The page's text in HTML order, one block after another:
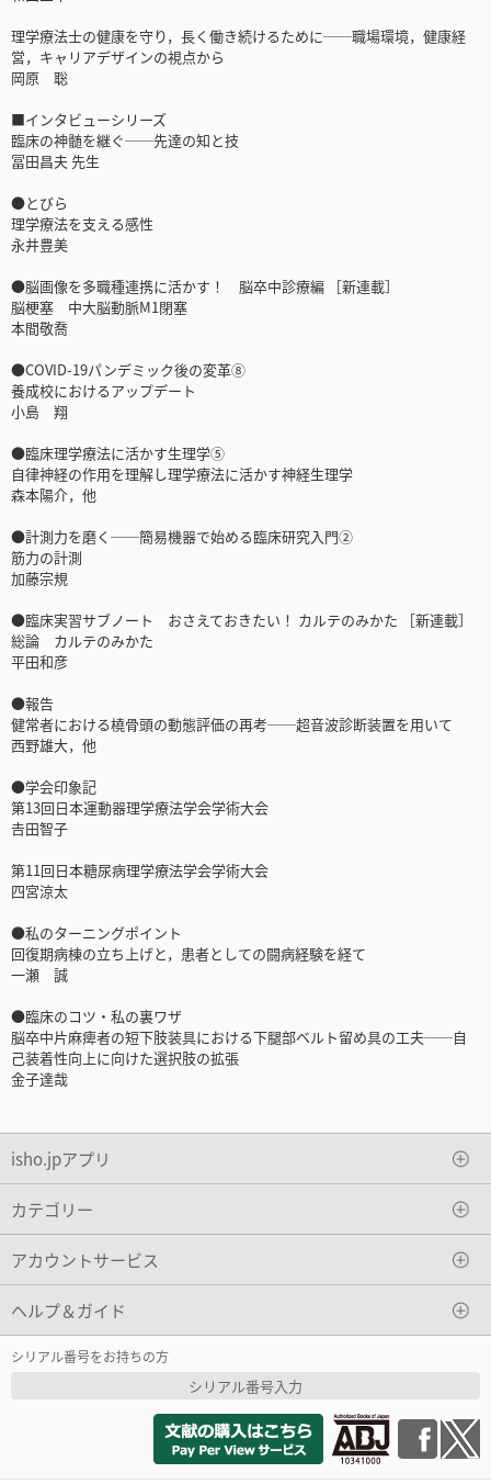
理学療法士の健康を守り，長く働き続けるために──職場環境，健康経
営，キャリアデザインの視点から
岡原 聡
■インタビューシリーズ
臨床の神髄を継ぐ──先達の知と技
冨田昌夫 先生
●とびら
理学療法を支える感性
永井豊美
●脳画像を多職種連携に活かす！ 脳卒中診療編 ［新連載］
脳梗塞 中大脳動脈M1閉塞
本間敬喬
●COVID-19パンデミック後の変革⑧
養成校におけるアップデート
小島 翔
●臨床理学療法に活かす生理学⑤
自律神経の作用を理解し理学療法に活かす神経生理学
森本陽介，他
●計測力を磨く──簡易機器で始める臨床研究入門②
筋力の計測
加藤宗規
●臨床実習サブノート おさえておきたい！ カルテのみかた ［新連載］
総論 カルテのみかた
平田和彦
●報告
健常者における橈骨頭の動態評価の再考──超音波診断装置を用いて
西野雄大，他
●学会印象記
第13回日本運動器理学療法学会学術大会
𠮷田智子
第11回日本糖尿病理学療法学会学術大会
四宮涼太
●私のターニングポイント
回復期病棟の立ち上げと，患者としての闘病経験を経て
一瀬 誠
●臨床のコツ・私の裏ワザ
脳卒中片麻痺者の短下肢装具における下腿部ベルト留め具の工夫──自
己装着性向上に向けた選択肢の拡張
金子達哉
isho.jpアプリ
カテゴリー
アカウントサービス
ヘルプ＆ガイド
シリアル番号をお持ちの方
シリアル番号入力